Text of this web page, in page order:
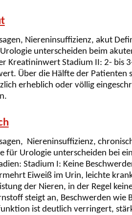
Niereninsuffizienz, akut
unterscheiden beim
Kreatininwert Stadium II: 2- bis
Über die Hälfte der Patienten
erheblich oder völlig
Niereninsuffizienz,
für Urologie unterscheiden bei
Stadium I: Keine
Eiweiß im Urin, leichte
der Nieren, in der Regel
steigt an, Beschwerden wie
ist deutlich verringert,